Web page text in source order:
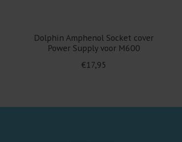
Dolphin Amphenol Socket cover
Power Supply voor M600
€17,95